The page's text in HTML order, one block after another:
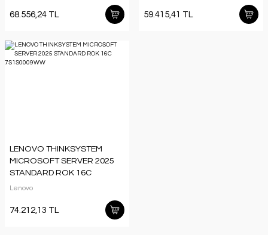
68.556,24 TL 59.415,41 TL
LENOVO THINKSYSTEM
MICROSOFT SERVER 2025
STANDARD ROK 16C
7S1S0009WW
Lenovo
74.212,13 TL